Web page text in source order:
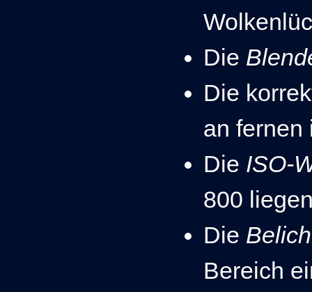
Die
Die
an fernen
Die ISO-
800
Die
Bereich